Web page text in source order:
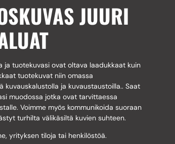
JUURI
ja tuotekuvasi ovat oltava laadukkaat kuin
tuotekuvat niin omassa
ja kuvaustaustoilla.. Saat
muodossa jotka ovat tarvittaessa
Voimme myös kommunikoida suoraan
turhilta välikäsiltä kuvien suhteen.
yrityksen tiloja tai henkilöstöä.